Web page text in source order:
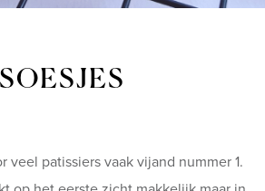
SOESJES
veel patissiers vaak vijand nummer 1.